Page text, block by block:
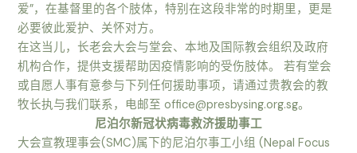
爱”，在基督里的各个肢体，特别在这段非常的时期里，更是
必要彼此爱护、关怀对方。
在这当儿，长老会大会与堂会、本地及国际教会组织及政府
机构合作，提供支援帮助因疫情影响的受伤肢体。 若有堂会
或自愿人事有意参与下列任何援助事项，请通过贵教会的教
牧长执与我们联系，电邮至 office@presbysing.org.sg。
尼泊尔新冠状病毒救济援助事工
大会宣教理事会(SMC)属下的尼泊尔事工小组 (Nepal Focus